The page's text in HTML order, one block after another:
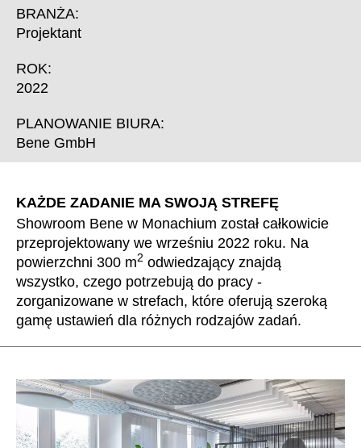
Chorwacja
Dania(DK)
Filipiny
Francja(FR)
Ghana(GH)
Gwinea
Hiszpania
Holandia(NL)
Hongkong(HK)
Indie(IN)
Indonezja
Iran
Irlandia Północna(GB)
Izrael(IL)
Japonia (JP)
BRANŻA:
Projektant
ROK:
2022
PLANOWANIE BIURA:
Bene GmbH
KAŻDE ZADANIE MA SWOJĄ STREFĘ
Showroom Bene w Monachium został całkowicie
przeprojektowany we wrześniu 2022 roku. Na
powierzchni 300 m2 odwiedzający znajdą
wszystko, czego potrzebują do pracy -
zorganizowane w strefach, które oferują szeroką
gamę ustawień dla różnych rodzajów zadań.